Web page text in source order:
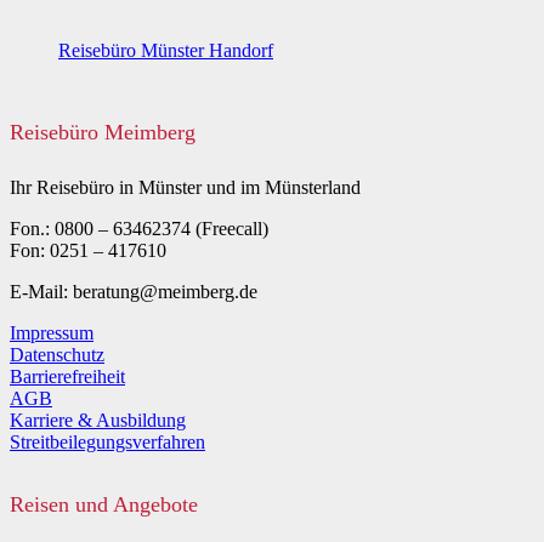
Reisebüro Münster Handorf
Reisebüro Meimberg
Ihr Reisebüro in Münster und im Münsterland
Fon.: 0800 – 63462374 (Freecall)
Fon: 0251 – 417610
E-Mail: beratung@meimberg.de
Impressum
Datenschutz
Barrierefreiheit
AGB
Karriere & Ausbildung
Streitbeilegungsverfahren
Reisen und Angebote